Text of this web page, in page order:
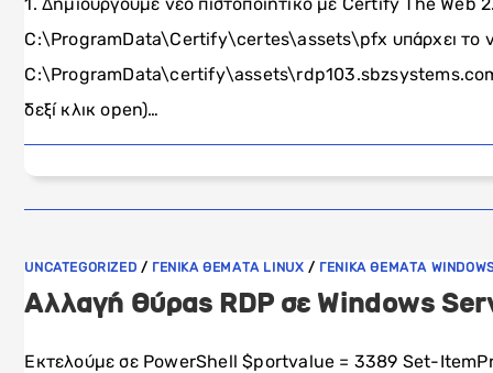
C:\ProgramData\Certify\certes\assets\pfx υπάρχει το
δεξί κλικ open)…
UNCATEGORIZED / ΓΕΝΙΚΑ ΘΕΜΑΤΑ LINUX / ΓΕΝΙΚΑ ΘΕΜΑΤΑ
Αλλαγή θύρας RDP σε Windows
Εκτελούμε σε PowerShell $portvalue = 3389 Set-